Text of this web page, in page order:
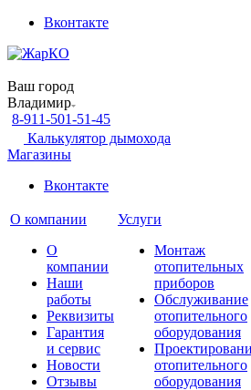
Вконтакте
Ваш город
Владимир
8-911-501-51-45
Калькулятор дымохода
Магазины
Вконтакте
О компании
О
компании
Наши
работы
Реквизиты
Гарантия
и сервис
Новости
Отзывы
Услуги
Монтаж
отопительных
приборов
Обслуживание
отопительного
оборудования
отопительного
оборудования